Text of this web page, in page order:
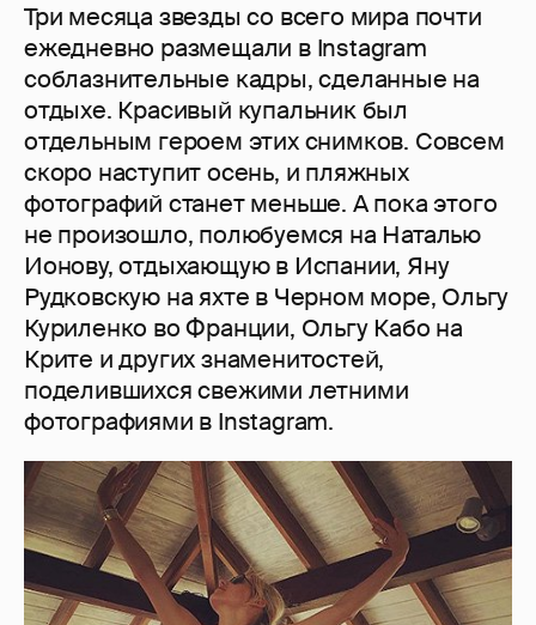
Три месяца звезды со всего мира почти
ежедневно размещали в Instagram
соблазнительные кадры, сделанные на
отдыхе. Красивый купальник был
отдельным героем этих снимков. Совсем
скоро наступит осень, и пляжных
фотографий станет меньше. А пока этого
не произошло, полюбуемся на Наталью
Ионову, отдыхающую в Испании, Яну
Рудковскую на яхте в Черном море, Ольгу
Куриленко во Франции, Ольгу Кабо на
Крите и других знаменитостей,
поделившихся свежими летними
фотографиями в Instagram.